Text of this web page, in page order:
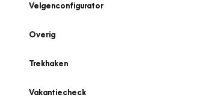
Velgenconfigurator
Overig
Trekhaken
Vakantiecheck